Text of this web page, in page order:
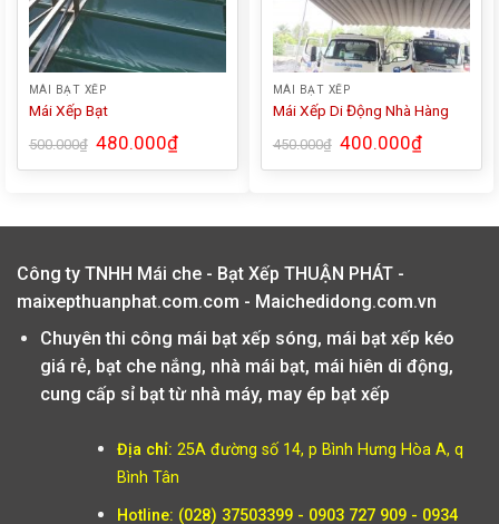
MÁI BẠT XẾP
Mái Xếp Bạt
500.000₫ 480.000₫
MÁI BẠT XẾP
Mái Xếp Di Động Nhà Hàng
450.000₫ 400.000₫
Công ty TNHH Mái che - Bạt Xếp THUẬN PHÁT -
maixepthuanphat.com.com - Maichedidong.com.vn
Chuyên thi công mái bạt xếp sóng, mái bạt xếp kéo
giá rẻ, bạt che nắng, nhà mái bạt, mái hiên di động,
cung cấp sỉ bạt từ nhà máy, may ép bạt xếp
Địa chỉ: 25A đường số 14, p Bình Hưng Hòa A, q
Bình Tân
Hotline: (028) 37503399 - 0903 727 909 - 0934